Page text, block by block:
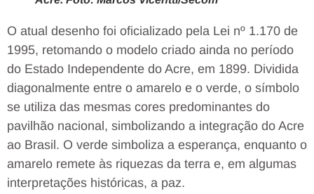
O atual desenho foi oficializado pela Lei nº 1.170 de
1995, retomando o modelo criado ainda no período
do Estado Independente do Acre, em 1899. Dividida
diagonalmente entre o amarelo e o verde, o símbolo
se utiliza das mesmas cores predominantes do
pavilhão nacional, simbolizando a integração do Acre
ao Brasil. O verde simboliza a esperança, enquanto o
amarelo remete às riquezas da terra e, em algumas
interpretações históricas, a paz.